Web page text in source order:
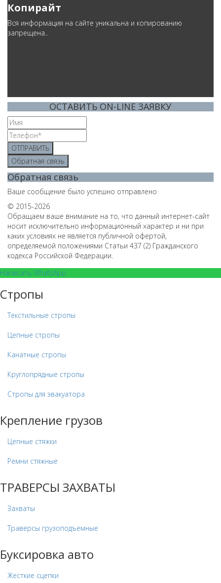
Копирайт
Вся информация на сайте уникальна и копированию
запрещена..
ОСТАВИТЬ ON-LINE ЗАЯВКУ
ОТПРАВИТЬ
Обратная связь
Обратная связь
Ваше сообщение было успешно отправлено
© 2015-2026
Обращаем ваше внимание на то, что данный интернет-сайт
носит исключительно информационный характер и ни при
каких условиях не является публичной офертой,
определяемой положениями Статьи 437 (2) Гражданского
кодекса Российской Федерации.
Написать WhatsApp
Стропы
Текстильные стропы
Цепные стропы
Канатные стропы
Круглопрядные стропы
Стропы для эвакуатора
Крепление грузов
Цепные стяжки
Ремни стяжные
ТРАВЕРСЫ ЗАХВАТЫ
Захваты
Траверсы грузоподъемные
Буксировка авто
Жесткие сцепки